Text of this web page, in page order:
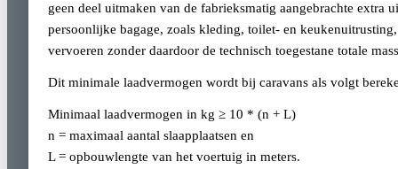
geen deel uitmaken van de fabrieksmatig aangebrachte extra
persoonlijke bagage, zoals kleding, toilet- en
vervoeren zonder daardoor de technisch toegestane totale
Dit minimale laadvermogen wordt bij caravans als volgt
Minimaal laadvermogen in kg ≥ 10 * (n + L)
n = maximaal aantal slaapplaatsen en
L = opbouwlengte van het voertuig in meters.